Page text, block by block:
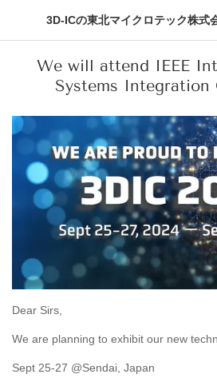
3D-ICの東北マイクロテック株式
We will attend IEEE
Systems Integration
Dear Sirs,
We are planning to exhibit our new
Sept 25-27 @Sendai, Japan